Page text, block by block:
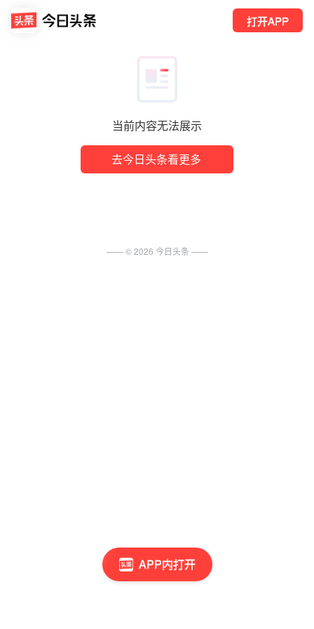
当前内容无法展示
去今日头条看更多
打开APP
APP内打开
—— ©2026 今日头条 ——